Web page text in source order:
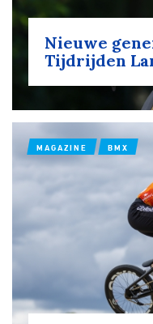
Nieuwe
Tijdrijden
MAGAZINE BMX